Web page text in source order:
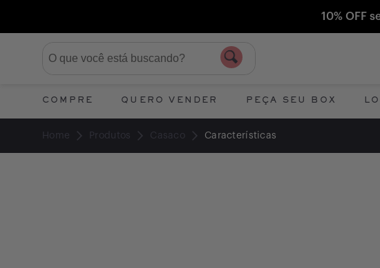
10% OFF
COMPRE QUERO VENDER PEÇA SEU BOX
Home Produtos Casaco Características